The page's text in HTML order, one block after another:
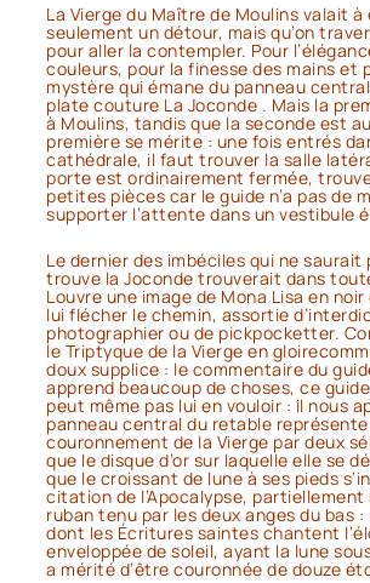
La Vierge du Maître de Moulins valait à
seulement un détour, mais qu’on
pour aller la contempler. Pour
couleurs, pour la finesse des mains et
mystère qui émane du panneau
plate couture La Joconde . Mais la
à Moulins, tandis que la seconde est
première se mérite : une fois entrés
cathédrale, il faut trouver la salle
porte est ordinairement fermée,
petites pièces car le guide n’a pas de
supporter l’attente dans un vestibule
Le dernier des imbéciles qui ne saurait
trouve la Joconde trouverait dans
Louvre une image de Mona Lisa en
lui flécher le chemin, assortie
photographier ou de pickpocketter.
le Triptyque de la Vierge en gloire
doux supplice : le commentaire du
apprend beaucoup de choses, ce
peut même pas lui en vouloir : il nous
panneau central du retable
couronnement de la Vierge par deux
que le disque d’or sur laquelle elle se
que le croissant de lune à ses pieds
citation de l’Apocalypse, partiellement
ruban tenu par les deux anges du bas :
dont les Écritures saintes chantent
enveloppée de soleil, ayant la lune
a mérité d’être couronnée de douze